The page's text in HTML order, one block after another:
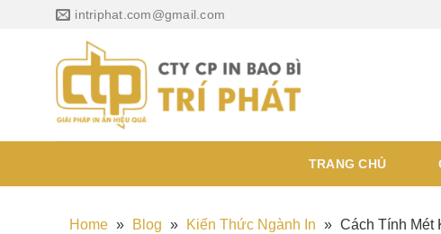
intriphat.com@gmail.com
TRANG CHỦ
Home » Blog » Kiến Thức Ngành In » Cách Tính Mét